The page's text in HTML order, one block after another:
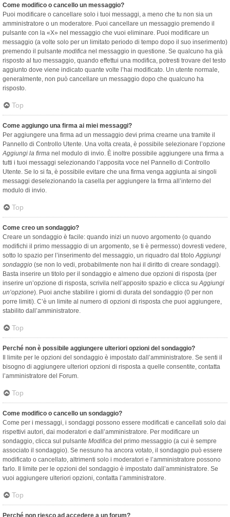
Come modifico o cancello un messaggio?
Puoi modificare o cancellare solo i tuoi messaggi, a meno che tu non sia un
amministratore o un moderatore. Puoi cancellare un messaggio premendo il
pulsante con la «X» nel messaggio che vuoi eliminare. Puoi modificare un
messaggio (a volte solo per un limitato periodo di tempo dopo il suo inserimento)
premendo il pulsante modifica nel messaggio in questione. Se qualcuno ha già
risposto al tuo messaggio, quando effettui una modifica, potresti trovare del testo
aggiunto dove viene indicato quante volte l’hai modificato. Un utente normale,
generalmente, non può cancellare un messaggio dopo che qualcuno ha
risposto.
Top
Come aggiungo una firma ai miei messaggi?
Per aggiungere una firma ad un messaggio devi prima crearne una tramite il
Pannello di Controllo Utente. Una volta creata, è possibile selezionare l’opzione
Aggiungi la firma nel modulo di invio. È inoltre possibile aggiungere una firma a
tutti i tuoi messaggi selezionando l’apposita voce nel Pannello di Controllo
Utente. Se lo si fa, è possibile evitare che una firma venga aggiunta ai singoli
messaggi deselezionando la casella per aggiungere la firma all’interno del
modulo di invio.
Top
Come creo un sondaggio?
Creare un sondaggio è facile: quando inizi un nuovo argomento (o quando
modifichi il primo messaggio di un argomento, se ti è permesso) dovresti vedere,
sotto lo spazio per l’inserimento del messaggio, un riquadro dal titoloAggiungi
sondaggio (se non lo vedi, probabilmente non hai il diritto di creare sondaggi).
Basta inserire un titolo per il sondaggio e almeno due opzioni di risposta (per
inserire un’opzione di risposta, scrivila nell’apposito spazio e clicca suAggiungi
un’opzione). Puoi anche stabilire i giorni di durata del sondaggio (0 per non
porre limiti). C’è un limite al numero di opzioni di risposta che puoi aggiungere,
stabilito dall’amministratore.
Top
Perché non è possibile aggiungere ulteriori opzioni del sondaggio?
Il limite per le opzioni del sondaggio è impostato dall’amministratore. Se senti il
bisogno di aggiungere ulteriori opzioni di risposta a quelle consentite, contatta
l’amministratore del Forum.
Top
Come modifico o cancello un sondaggio?
Come per i messaggi, i sondaggi possono essere modificati e cancellati solo dai
rispettivi autori, dai moderatori e dall’amministratore. Per modificare un
sondaggio, clicca sul pulsante Modifica del primo messaggio (a cui è sempre
associato il sondaggio). Se nessuno ha ancora votato, il sondaggio può essere
modificato o cancellato, altrimenti solo i moderatori e l’amministratore possono
farlo. Il limite per le opzioni del sondaggio è impostato dall’amministratore. Se
vuoi aggiungere ulteriori opzioni, contatta l’amministratore.
Top
Perché non riesco ad accedere a un forum?